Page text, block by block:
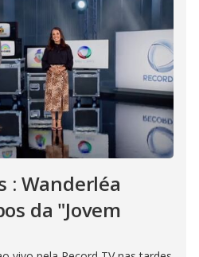
: Wanderléa
da "Jovem